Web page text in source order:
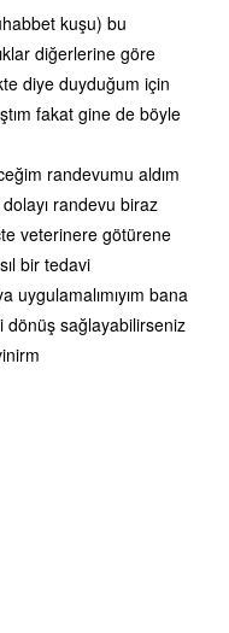
kuşu) bu
diğerlerine göre
diye duyduğum için
fakat gine de böyle
randevumu aldım
randevu biraz
veterinere götürene
bir tedavi
uygulamalımıyım bana
dönüş sağlayabilirseniz